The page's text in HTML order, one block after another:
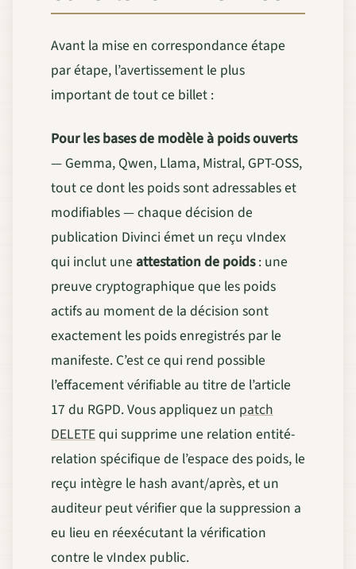
Avant la mise en correspondance étape
par étape, l’avertissement le plus
important de tout ce billet :
Pour les bases de modèle à poids ouverts
— Gemma, Qwen, Llama, Mistral, GPT-OSS,
tout ce dont les poids sont adressables et
modifiables — chaque décision de
publication Divinci émet un reçu vIndex
qui inclut une attestation de poids: une
preuve cryptographique que les poids
actifs au moment de la décision sont
exactement les poids enregistrés par le
manifeste. C’est ce qui rend possible
l’effacement vérifiable au titre de l’article
17 du RGPD. Vous appliquez un patch
DELETEqui supprime une relation entité-
relation spécifique de l’espace des poids, le
reçu intègre le hash avant/après, et un
auditeur peut vérifier que la suppression a
eu lieu en réexécutant la vérification
contre le vIndex public.